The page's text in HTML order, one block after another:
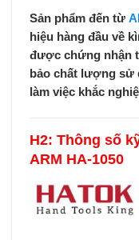
Sản phẩm đến từ
hiệu hàng đầu về
đượcchứng nhận
bảo chất lượng
làm việc khắc
H2: Thông số
ARM HA-1050